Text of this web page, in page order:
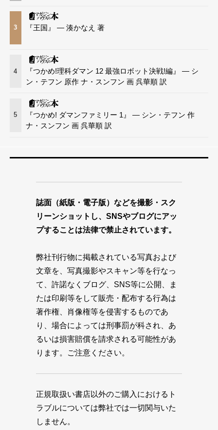
3 『王国』 — 湊かなえ 著
4
『つかめ!理科ダマン 12 最強ロボット決戦!編』 — シ
ン・テフン 原作 ナ・スンフン 画 呉華順 訳
5
『つかめ! ダマンファミリー 1』 — シン・テフン 作
ナ・スンフン 画 呉華順 訳
誌面（紙版・電子版）などを撮影・スク
リーンショットし、SNSやブログにアッ
プすることは法律で禁止されています。
弊社刊行物に掲載されている写真および
文章を、写真撮影やスキャン等を行なっ
て、許諾なくブログ、SNS等に公開、ま
たは印刷等をして販売・配布する行為は
著作権、肖像権等を侵害するものであ
り、場合によっては刑事罰が科され、あ
るいは損害賠償を請求される可能性があ
ります。ご注意ください。
正規取扱い書店以外のご購入におけるト
ラブルについては弊社では一切関与いた
しません。